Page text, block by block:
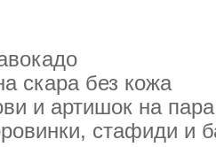
скара без кожа
и артишок на пара
стафиди и